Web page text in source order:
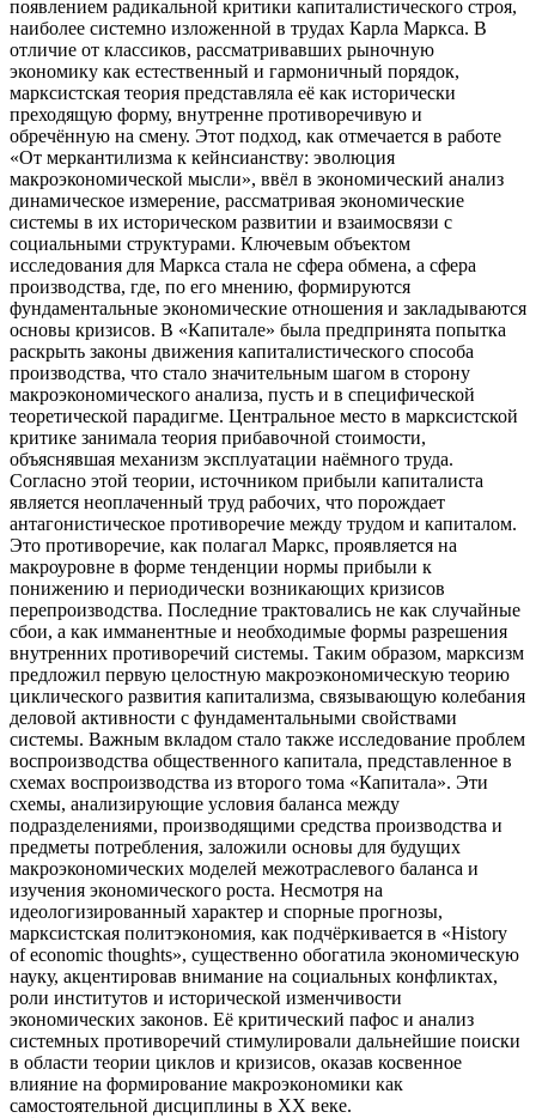
появлением радикальной критики капиталистического строя,
наиболее системно изложенной в трудах Карла Маркса. В
отличие от классиков, рассматривавших рыночную
экономику как естественный и гармоничный порядок,
марксистская теория представляла её как исторически
преходящую форму, внутренне противоречивую и
обречённую на смену. Этот подход, как отмечается в работе
«От меркантилизма к кейнсианству: эволюция
макроэкономической мысли», ввёл в экономический анализ
динамическое измерение, рассматривая экономические
системы в их историческом развитии и взаимосвязи с
социальными структурами. Ключевым объектом
исследования для Маркса стала не сфера обмена, а сфера
производства, где, по его мнению, формируются
фундаментальные экономические отношения и закладываются
основы кризисов. В «Капитале» была предпринята попытка
раскрыть законы движения капиталистического способа
производства, что стало значительным шагом в сторону
макроэкономического анализа, пусть и в специфической
теоретической парадигме. Центральное место в марксистской
критике занимала теория прибавочной стоимости,
объяснявшая механизм эксплуатации наёмного труда.
Согласно этой теории, источником прибыли капиталиста
является неоплаченный труд рабочих, что порождает
антагонистическое противоречие между трудом и капиталом.
Это противоречие, как полагал Маркс, проявляется на
макроуровне в форме тенденции нормы прибыли к
понижению и периодически возникающих кризисов
перепроизводства. Последние трактовались не как случайные
сбои, а как имманентные и необходимые формы разрешения
внутренних противоречий системы. Таким образом, марксизм
предложил первую целостную макроэкономическую теорию
циклического развития капитализма, связывающую колебания
деловой активности с фундаментальными свойствами
системы. Важным вкладом стало также исследование проблем
воспроизводства общественного капитала, представленное в
схемах воспроизводства из второго тома «Капитала». Эти
схемы, анализирующие условия баланса между
подразделениями, производящими средства производства и
предметы потребления, заложили основы для будущих
макроэкономических моделей межотраслевого баланса и
изучения экономического роста. Несмотря на
идеологизированный характер и спорные прогнозы,
марксистская политэкономия, как подчёркивается в «History
of economic thoughts», существенно обогатила экономическую
науку, акцентировав внимание на социальных конфликтах,
роли институтов и исторической изменчивости
экономических законов. Её критический пафос и анализ
системных противоречий стимулировали дальнейшие поиски
в области теории циклов и кризисов, оказав косвенное
влияние на формирование макроэкономики как
самостоятельной дисциплины в XX веке.